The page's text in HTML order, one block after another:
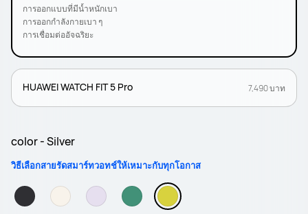
การออกแบบที่มีน้ำหนักเบา
การออกกำลังกายเบา ๆ
การเชื่อมต่ออัจฉริยะ
HUAWEI WATCH FIT 5 Pro 7,490 บาท
color - Silver
วิธีเลือกสายรัดสมาร์ทวอทช์ให้เหมาะกับทุกโอกาส